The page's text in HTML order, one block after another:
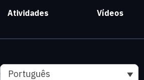
Atividades Vídeos
Português